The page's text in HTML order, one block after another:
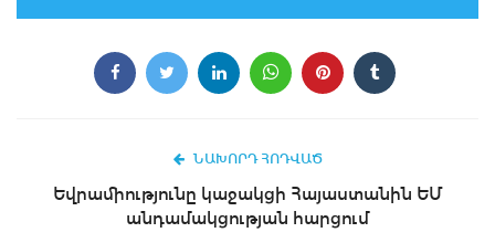
ՆԱԽՈՐԴ ՀՈԴՎԱԾ
Եվրամիությունը կաջակցի Հայաստանին ԵՄ
անդամակցության հարցում